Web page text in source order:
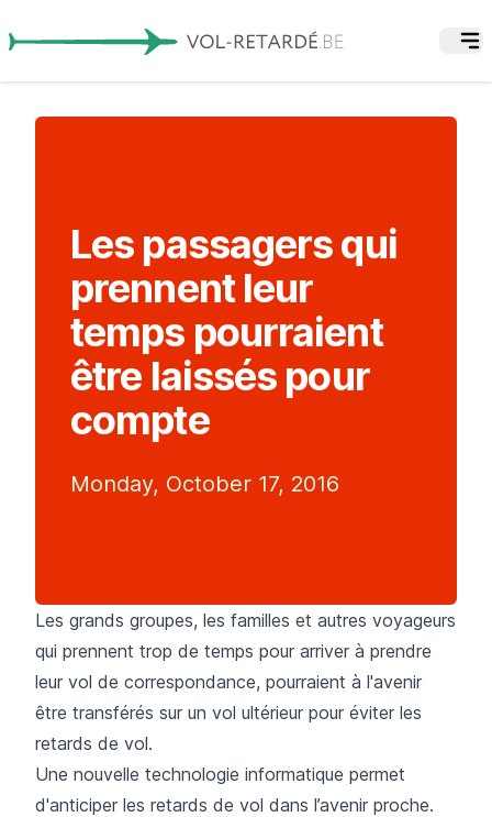
Les passagers qui
prennent leur
temps pourraient
être laissés pour
compte
Monday, October 17, 2016
Les grands groupes, les familles et autres voyageurs
qui prennent trop de temps pour arriver à prendre
leur vol de correspondance, pourraient à l'avenir
être transférés sur un vol ultérieur pour éviter les
retards de vol.
Une nouvelle technologie informatique permet
d'anticiper les retards de vol dans l’avenir proche.